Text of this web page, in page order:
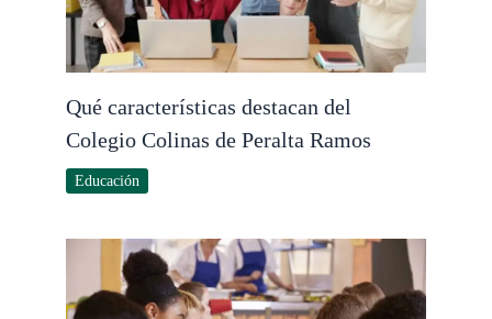
Qué características destacan del
Colegio Colinas de Peralta Ramos
Educación